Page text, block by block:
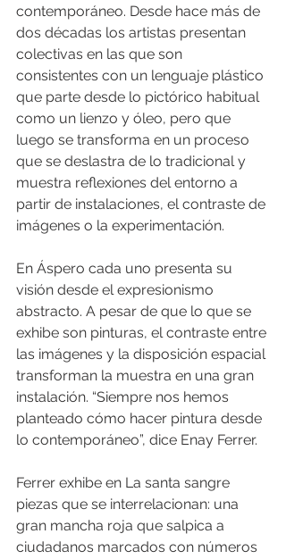
contemporáneo. Desde hace más de
dos décadas los artistas presentan
colectivas en las que son
consistentes con un lenguaje plástico
que parte desde lo pictórico habitual
como un lienzo y óleo, pero que
luego se transforma en un proceso
que se deslastra de lo tradicional y
muestra reflexiones del entorno a
partir de instalaciones, el contraste de
imágenes o la experimentación.
En Áspero cada uno presenta su
visión desde el expresionismo
abstracto. A pesar de que lo que se
exhibe son pinturas, el contraste entre
las imágenes y la disposición espacial
transforman la muestra en una gran
instalación. “Siempre nos hemos
planteado cómo hacer pintura desde
lo contemporáneo”, dice Enay Ferrer.
Ferrer exhibe en La santa sangre
piezas que se interrelacionan: una
gran mancha roja que salpica a
ciudadanos marcados con números